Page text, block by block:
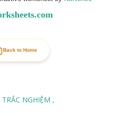
Back to Home
NGHIỆM